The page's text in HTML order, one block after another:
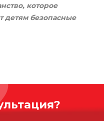
которое
детям безопасные